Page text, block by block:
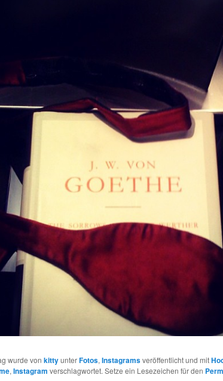
wurde von kittyunterFotos, Instagramsveröffentlicht und mit
, Instagram verschlagwortet. Setze ein Lesezeichen für den